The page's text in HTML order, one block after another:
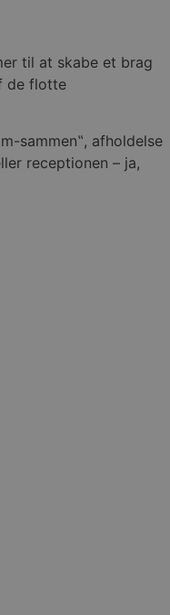
til at skabe et brag
de flotte
sammen‟, afholdelse
receptionen – ja,